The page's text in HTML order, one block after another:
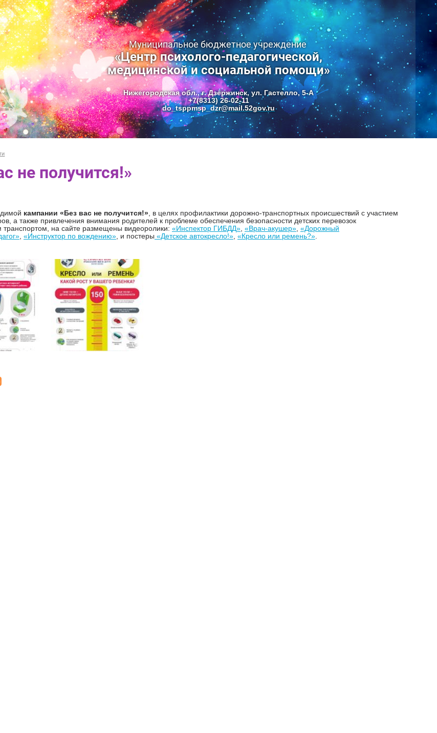
Муниципальное бюджетное учреждение
«Центр психолого-педагогической,
медицинской и социальной помощи»
Нижегородская обл., г. Дзержинск, ул. Гастелло, 5-А
+7(8313) 26-02-11
do_tsppmsp_dzr@mail.52gov.ru
не получится!»
кампании «Без вас не получится!» , в целях профилактики дорожно-транспортных происшествий с участием
а также привлечения внимания родителей к проблеме обеспечения безопасности детских перевозок
на сайте размещены видеоролики: «Инспектор ГИБДД» «Врач-акушер» «Дорожный
«Инструктор по вождению» , и постеры «Детское автокресло!» «Кресло или ремень?»